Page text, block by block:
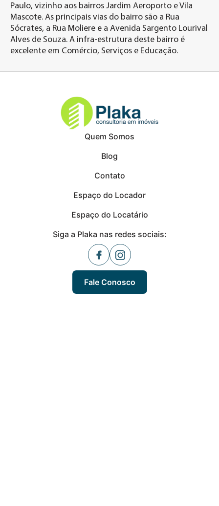
Paulo, vizinho aos bairros Jardim Aeroporto e Vila
Mascote. As principais vias do bairro são a Rua
Sócrates, a Rua Moliere e a Avenida Sargento Lourival
Alves de Souza. A infra-estrutura deste bairro é
excelente em Comércio, Serviços e Educação.
Quem Somos
Blog
Contato
Espaço do Locador
Espaço do Locatário
Siga a Plaka nas redes sociais:
Fale Conosco